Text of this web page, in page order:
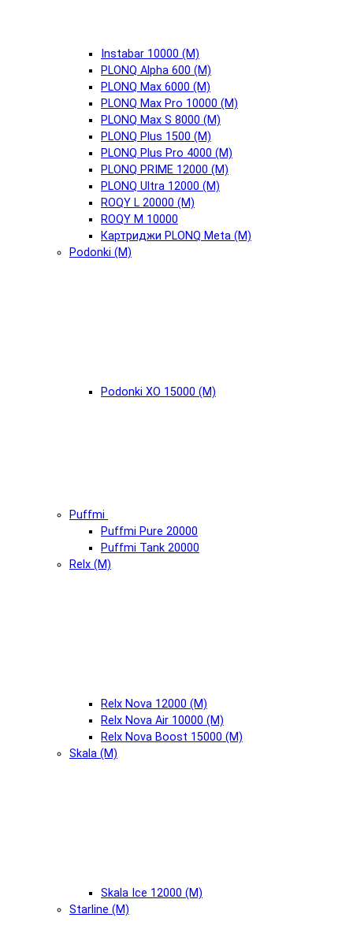
Instabar 10000 (М)
PLONQ Alpha 600 (М)
PLONQ Max 6000 (М)
PLONQ Max Pro 10000 (М)
PLONQ Max S 8000 (М)
PLONQ Plus 1500 (М)
PLONQ Plus Pro 4000 (М)
PLONQ PRIME 12000 (М)
PLONQ Ultra 12000 (М)
ROQY L 20000 (М)
ROQY M 10000
Картриджи PLONQ Meta (М)
Podonki (М)
Podonki XO 15000 (М)
Puffmi
Puffmi Pure 20000
Puffmi Tank 20000
Relx (М)
Relx Nova 12000 (М)
Relx Nova Air 10000 (М)
Relx Nova Boost 15000 (М)
Skala (М)
Skala Ice 12000 (М)
Starline (М)